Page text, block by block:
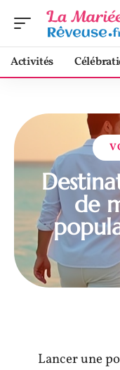
Activités
de
Lancer une